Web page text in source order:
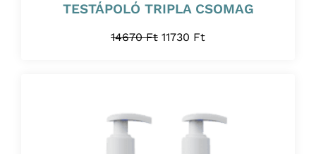
TESTÁPOLÓ TRIPLA CSOMAG
14670Ft 11730 Ft